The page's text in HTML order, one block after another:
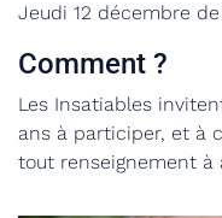
Jeudi 12 décembre de
Comment ?
Les Insatiables
ans à participer, et à
tout renseignement à